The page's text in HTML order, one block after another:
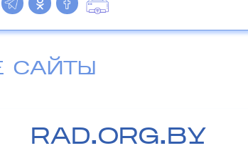
САЙТЫ
RAD.ORG.BY